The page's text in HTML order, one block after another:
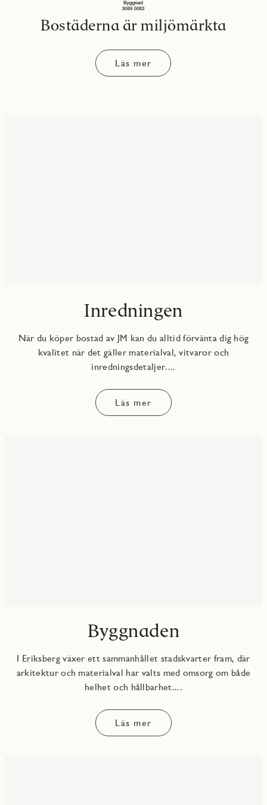
Bostäderna är miljömärkta
Läs mer
Inredningen
När du köper bostad av JM kan du alltid förvänta dig hög
kvalitet när det gäller materialval, vitvaror och
inredningsdetaljer....
Läs mer
Byggnaden
I Eriksberg växer ett sammanhållet stadskvarter fram, där
arkitektur och materialval har valts med omsorg om både
helhet och hållbarhet....
Läs mer